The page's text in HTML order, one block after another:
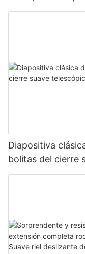
Diapositiva
bolitas del cierre
resistente